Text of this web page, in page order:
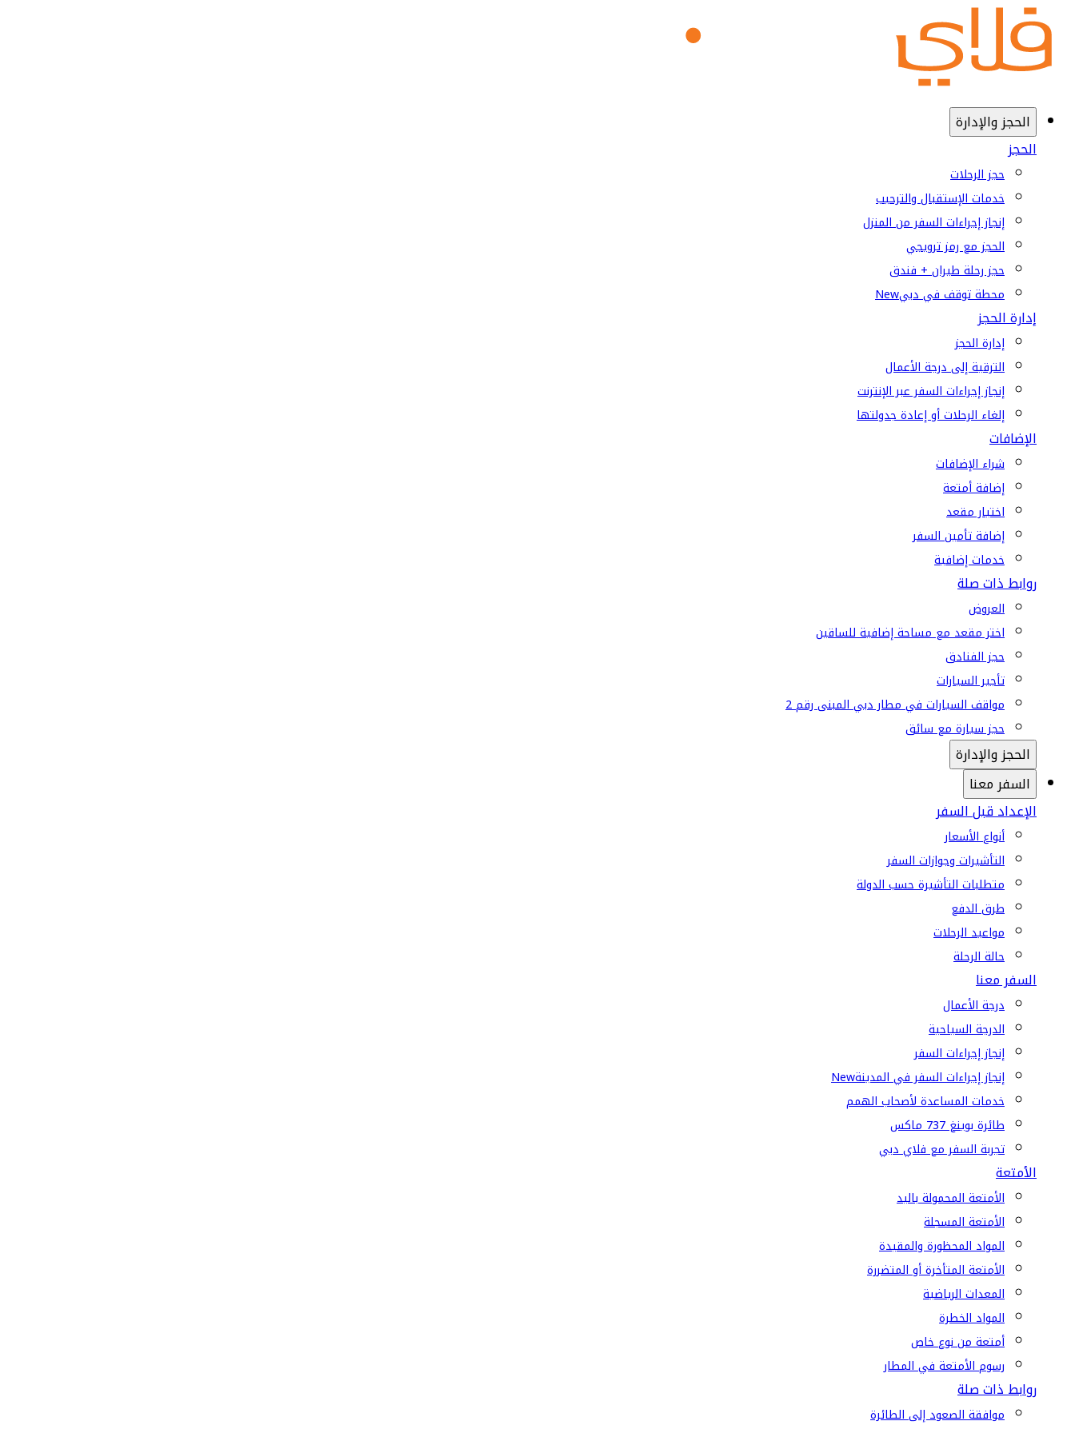
الحجز والإدارة
الحجز
حجز الرحلات
خدمات الإستقبال والترحيب
إنجاز إجراءات السفر من المنزل
الحجز مع رمز ترويجي
حجز رحلة طيران + فندق
محطة توقف في دبيNew
إدارة الحجز
إدارة الحجز
الترقية إلى درجة الأعمال
إنجاز إجراءات السفر عبر الإنترنت
إلغاء الرحلات أو إعادة جدولتها
الإضافات
شراء الإضافات
إضافة أمتعة
اختيار مقعد
إضافة تأمين السفر
خدمات إضافية
روابط ذات صلة
العروض
اختر مقعد مع مساحة إضافية للساقين
حجز الفنادق
تأجير السيارات
مواقف السيارات في مطار دبي المبنى رقم 2
حجز سيارة مع سائق
الحجز والإدارة
السفر معنا
الإعداد قبل السفر
أنواع الأسعار
التأشيرات وجوازات السفر
متطلبات التأشيرة حسب الدولة
طرق الدفع
مواعيد الرحلات
حالة الرحلة
السفر معنا
درجة الأعمال
الدرجة السياحية
إنجاز إجراءات السفر
إنجاز إجراءات السفر في المدينةNew
خدمات المساعدة لأصحاب الهمم
طائرة بوينغ 737 ماكس
تجربة السفر مع فلاي دبي
الأمتعة
الأمتعة المحمولة باليد
الأمتعة المسجلة
المواد المحظورة والمقيدة
الأمتعة المتأخرة أو المتضررة
المعدات الرياضية
المواد الخطرة
أمتعة من نوع خاص
رسوم الأمتعة في المطار
روابط ذات صلة
موافقة الصعود إلى الطائرة